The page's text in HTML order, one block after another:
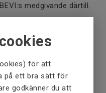
för att
på ett bra sätt för
godkänner du att
medgivande därtill.
integritet
som BEVI kan
att du besöker denna
kontaktar BEVI: